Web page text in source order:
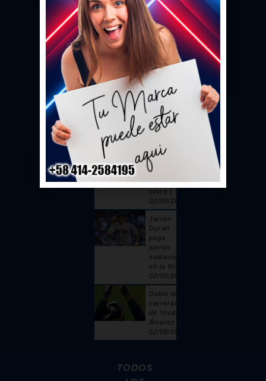
Ceddanne
Rafaela
pega HR
solitario
en la 3ra |
02/08/2026
Se vacían
las bancas
por un
intento de
toque |
02/08/2026
Sandy
Alcántara
cuelga 6
ceros y
poncha a
cinco |
02/08/2026
Jarren
Duran
pega
jonrón
solitario
en la 6ta |
02/08/2026
Doble de 2
carreras
de Yordan
Álvarez |
02/08/2026
TODOS